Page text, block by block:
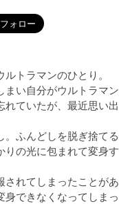
トラマンのひとり。
まい自分がウルトラマン
れていたが、最近思い出
。ふんどしを脱ぎ捨てる
りの光に包まれて変身す
されてしまったことがあ
身できなくなってしまっ